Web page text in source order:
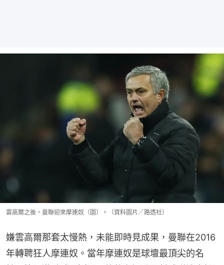
雲高爾之後，曼聯迎來摩連奴（圖）。（資料圖片／路透社）
嫌雲高爾那套太慢熱，未能即時見成果，曼聯在2016
年轉聘狂人摩連奴。當年摩連奴是球壇最頂尖的名